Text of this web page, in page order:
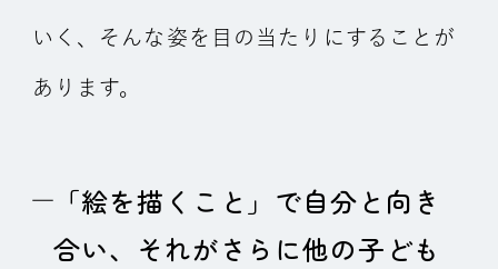
いく、そんな姿を目の当たりにすることが
あります。
「絵を描くこと」で自分と向き
合い、それがさらに他の子ども